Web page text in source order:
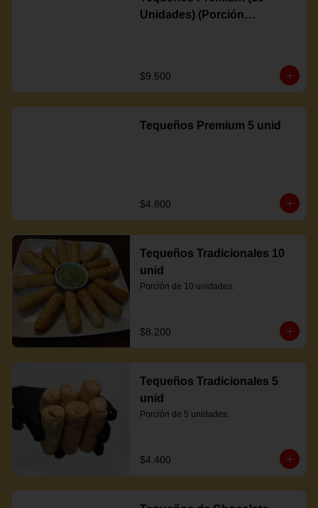
Unidades) (Porción
$9.500
Tequeños Premium 5 unid
$4.800
Tequeños Tradicionales 10
unid
Porción de 10 unidades.
$8.200
Tequeños Tradicionales 5
unid
Porción de 5 unidades.
$4.400